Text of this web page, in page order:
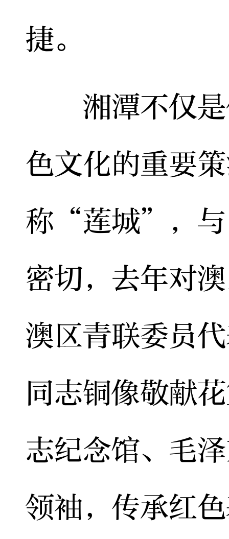
捷。
湘潭不仅是
色文化的重要
称“莲城”，
密切，去年对
澳区青联委员
同志铜像敬献
志纪念馆、毛
领袖，传承红